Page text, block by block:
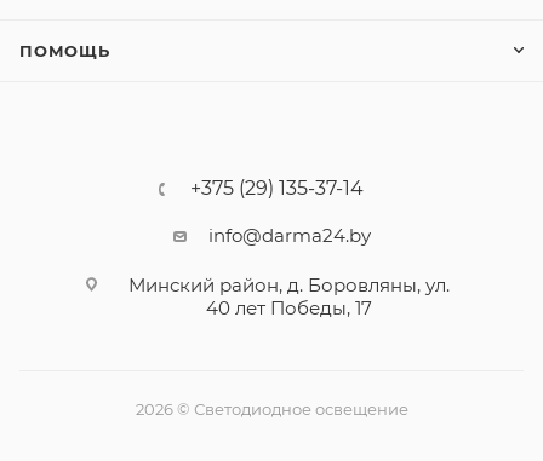
ПОМОЩЬ
+375 (29) 135-37-14
info@darma24.by
Минский район, д. Боровляны, ул.
40 лет Победы, 17
2026 © Светодиодное освещение